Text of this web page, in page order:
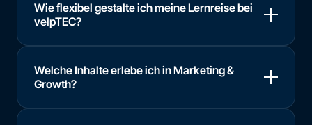
Wie flexibel gestalte ich meine Lernreise bei
velpTEC?
Welche Inhalte erlebe ich in Marketing &
Growth?